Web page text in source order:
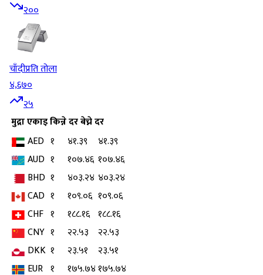
२००
चाँदीप्रति तोला
४,६७०
२५
मुद्राएकाइकिन्ने दरबेच्ने दर
AED १ ४१.३९
४१.३९
AUD १ १०७.४६ १०७.४६
BHD १ ४०३.२४ ४०३.२४
CAD १ १०९.०६ १०९.०६
CHF १ १८८.१६ १८८.१६
CNY १ २२.५३
२२.५३
DKK १ २३.५१
२३.५१
EUR १ १७५.७४१७५.७४